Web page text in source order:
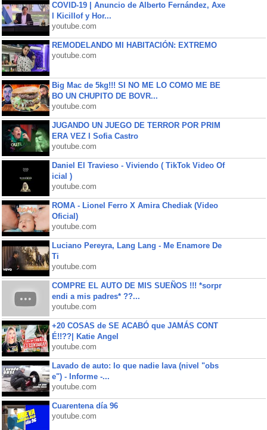
COVID-19 | Anuncio de Alberto Fernández, Axe
l Kicillof y Hor...
youtube.com
REMODELANDO MI HABITACIÓN: EXTREMO
youtube.com
Big Mac de 5kg!!! SI NO ME LO COMO ME BE
BO UN CHUPITO DE BOVR...
youtube.com
JUGANDO UN JUEGO DE TERROR POR PRIM
ERA VEZ l Sofia Castro
youtube.com
Daniel El Travieso - Viviendo ( TikTok Video Of
icial )
youtube.com
ROMA - Lionel Ferro X Amira Chediak (Video
Oficial)
youtube.com
Luciano Pereyra, Lang Lang - Me Enamore De
Ti
youtube.com
COMPRE EL AUTO DE MIS SUEÑOS !!! *sorpr
endi a mis padres* ??...
youtube.com
+20 COSAS de SE ACABÓ que JAMÁS CONT
É!!??| Katie Angel
youtube.com
Lavado de auto: lo que nadie lava (nivel "obs
e") - Informe -...
youtube.com
Cuarentena día 96
youtube.com